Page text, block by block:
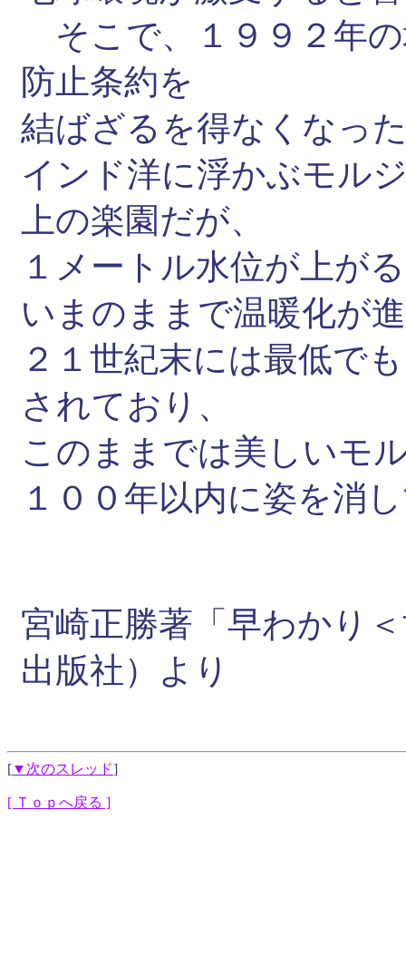
そこで、１９９２年
防止条約を
結ばざるを得なくなっ
インド洋に浮かぶモル
上の楽園だが、
１メートル水位が上が
いまのままで温暖化が
２１世紀末には最低で
されており、
このままでは美しいモ
１００年以内に姿を消
宮崎正勝著「早わかり
出版社）より
[▼次のスレッド]
[ Ｔｏｐへ戻る ]